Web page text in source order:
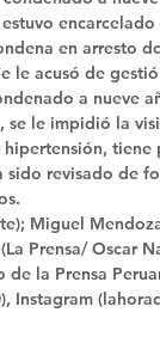
en arresto
le acusó de
a nueve
le impidió la
revisado de
Miguel
Prensa/ Oscar
la Prensa
Instagram